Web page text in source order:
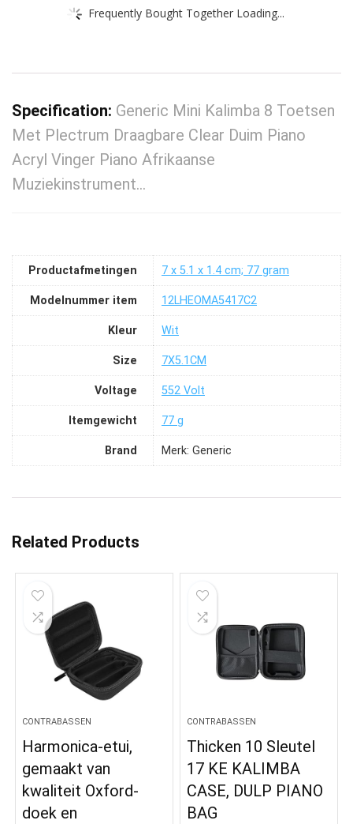
Frequently Bought Together Loading...
Specification: Generic Mini Kalimba 8 Toetsen
Met Plectrum Draagbare Clear Duim Piano
Acryl Vinger Piano Afrikaanse
Muziekinstrument…
Productafmetingen ‎7 x 5.1 x 1.4 cm; 77 gram
Modelnummer item ‎12LHEOMA5417C2
Kleur ‎Wit
Size ‎7X5.1CM
Voltage ‎552 Volt
Itemgewicht ‎77 g
Brand Merk: Generic
Related Products
CONTRABASSEN
Harmonica-etui,
gemaakt van
kwaliteit Oxford-
doek en
CONTRABASSEN
Thicken 10 Sleutel
17 KE KALIMBA
CASE, DULP PIANO
BAG